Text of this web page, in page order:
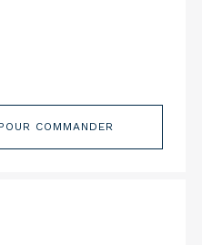
COMMANDER